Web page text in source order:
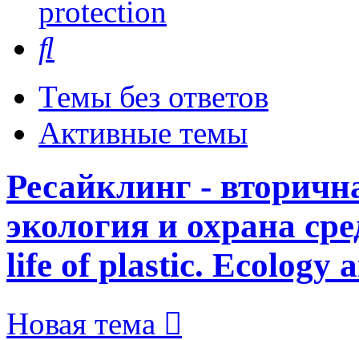
protection
Темы без ответов
Активные темы
Ресайклинг -
экология и охрана
life of plastic. Ecology
Новая тема